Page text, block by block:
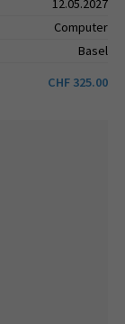
12.05.2027
Computer
Basel
CHF 325.00